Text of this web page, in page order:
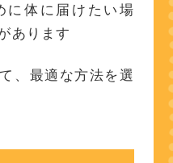
に体に届けたい場
あります
、最適な方法を選